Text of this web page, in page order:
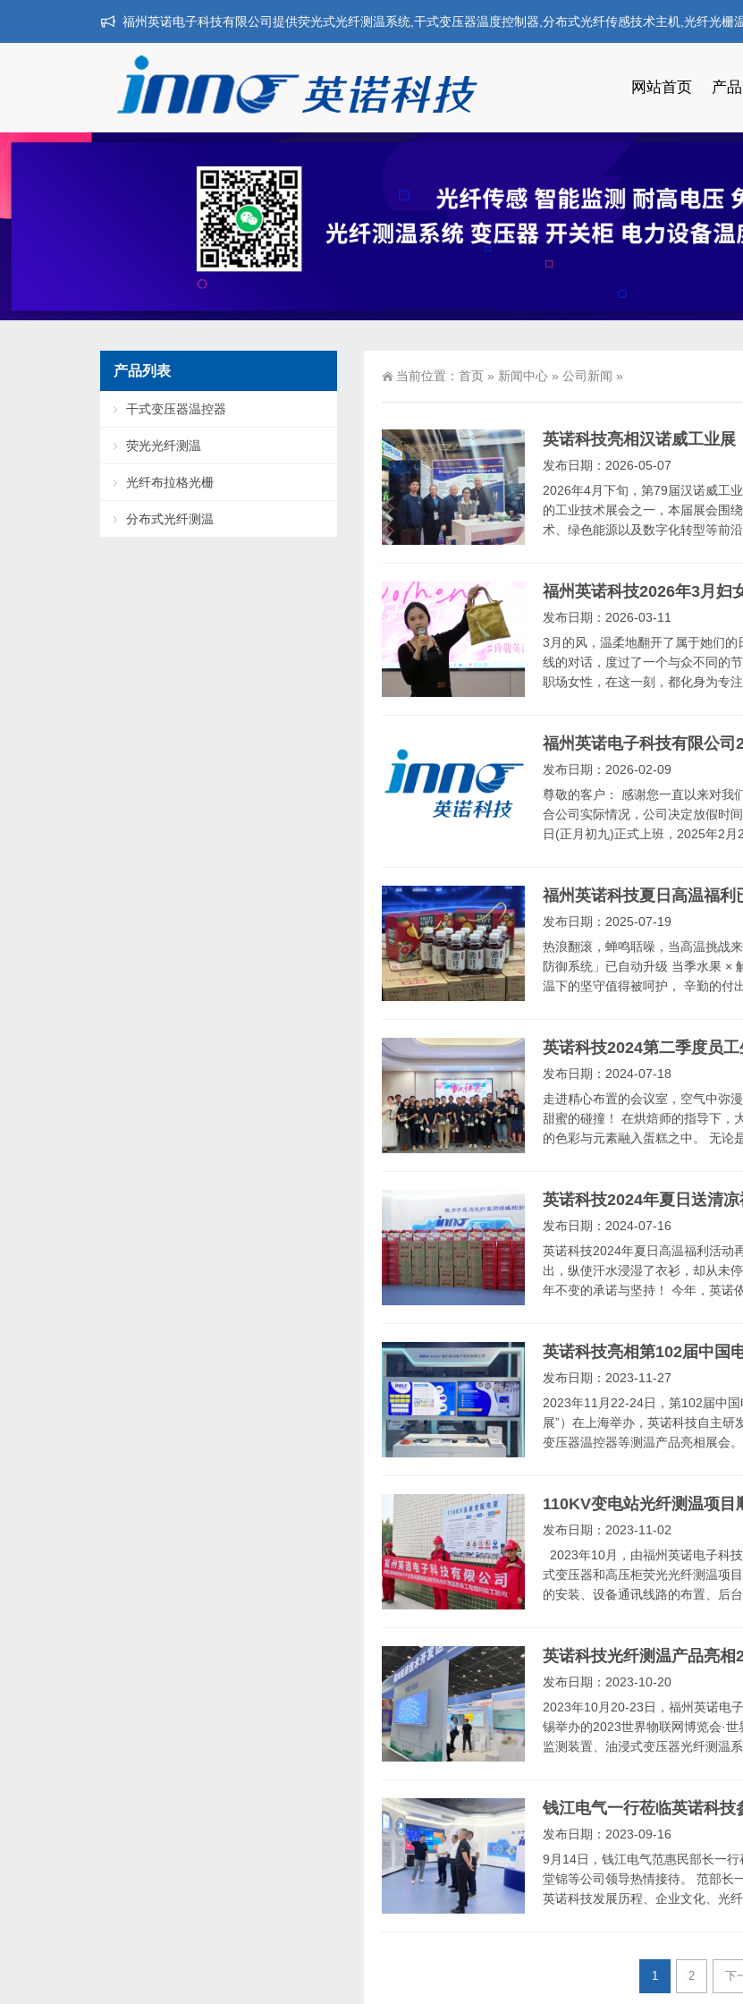
福州英诺电子科技有限公司提供荧光式光纤测温系统,干式变压器温度控制器,分布式光纤传感技术主机,光纤光栅
网站首页 产
当前位置： 首页 » 新闻中心 » 公司新闻 »
英诺科技亮相汉诺威工业
发布日期：2026-05-07
2026年4月下旬，第79届汉诺威工
的工业技术展会之一，本届展会围
术、绿色能源以及数字化转型等前
福州英诺科技2026年3月妇
发布日期：2026-03-11
3月的风，温柔地翻开了属于她们
线的对话，度过了一个与众不同的
职场女性，在这一刻，都化身为专
福州英诺电子科技有限公司
发布日期：2026-02-09
尊敬的客户： 感谢您一直以来对我
合公司实际情况，公司决定放假时
日(正月初九)正式上班，2025年2月
福州英诺科技夏日高温福利
发布日期：2025-07-19
热浪翻滚，蝉鸣聒噪，当高温挑战
防御系统」已自动升级 当季水果 ×
温下的坚守值得被呵护， 辛勤的付
英诺科技2024第二季度员
发布日期：2024-07-18
走进精心布置的会议室，空气中弥
甜蜜的碰撞！ 在烘焙师的指导下，
的色彩与元素融入蛋糕之中。 无论
英诺科技2024年夏日送清凉
发布日期：2024-07-16
英诺科技2024年夏日高温福利活动
出，纵使汗水浸湿了衣衫，却从未
年不变的承诺与坚持！ 今年，英诺
英诺科技亮相第102届中国
发布日期：2023-11-27
2023年11月22-24日，第102届中
展”）在上海举办，英诺科技自主
变压器温控器等测温产品亮相展会
110KV变电站光纤测温项目
发布日期：2023-11-02
2023年10月，由福州英诺电子科
式变压器和高压柜荧光光纤测温项
的安装、设备通讯线路的布置、后
英诺科技光纤测温产品亮相
发布日期：2023-10-20
2023年10月20-23日，福州英诺电
锡举办的2023世界物联网博览会·
监测装置、油浸式变压器光纤测温
钱江电气一行莅临英诺科技
发布日期：2023-09-16
9月14日，钱江电气范惠民部长一
堂锦等公司领导热情接待。 范部长
英诺科技发展历程、企业文化、光
1 2 下
产品列表
干式变压器温控器
荧光光纤测温
光纤布拉格光栅
分布式光纤测温